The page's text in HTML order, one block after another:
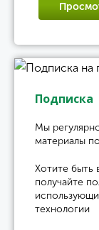
Подписка
Мы
материалы
Хотите быть
получайте
технологии